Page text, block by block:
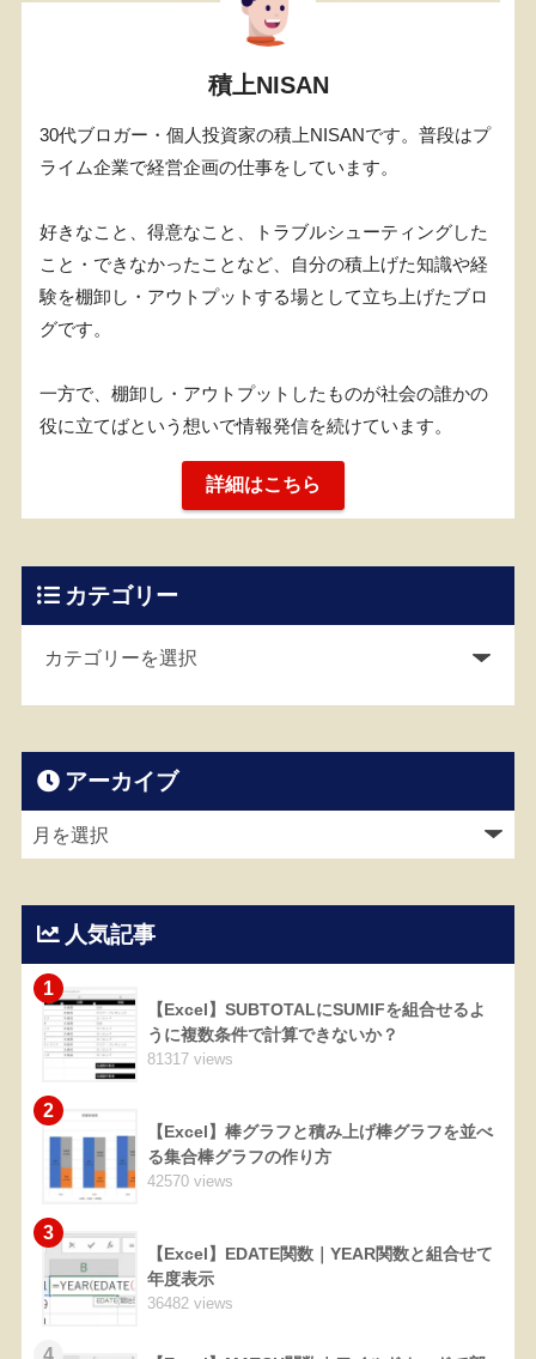
積上NISAN
30代ブロガー・個人投資家の積上NISANです。普段はプ
ライム企業で経営企画の仕事をしています。
好きなこと、得意なこと、トラブルシューティングした
こと・できなかったことなど、自分の積上げた知識や経
験を棚卸し・アウトプットする場として立ち上げたブロ
グです。
一方で、棚卸し・アウトプットしたものが社会の誰かの
役に立てばという想いで情報発信を続けています。
詳細はこちら
カテゴリー
アーカイブ
人気記事
1
【Excel】SUBTOTALにSUMIFを組合せるよ
うに複数条件で計算できないか？
81317 views
2
【Excel】棒グラフと積み上げ棒グラフを並べ
る集合棒グラフの作り方
42570 views
3
【Excel】EDATE関数｜YEAR関数と組合せて
年度表示
36482 views